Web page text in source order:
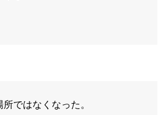
ではなくなった。